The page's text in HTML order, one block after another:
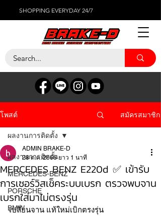
SHOPPING EVERYDAY 24/7
โพสต์ สมัครสมาชิก
ผลงานการติดตั้ง
MERCEDES-BENZ
PORSCHE
BMW
ผลงานการติดตั้ง
MERCEDES BENZ E220d ✅ เข้ารับ
การเซอร์วิสเช็คระบบเบรก ตรวจพบจาน
เบรกใส่มาไม่ตรงรุ่น
ADMIN BRAKE-D
28 ต.ค. 2566 ยาว 1 นาที
เปลี่ยนจาน แท้ใหม่เบิกตรงรุ่น